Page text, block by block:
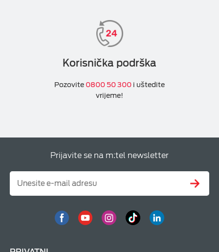
Korisnička podrška
Pozovite 0800 50 300 i uštedite
vrijeme!
Prijavite se na m:tel newsletter